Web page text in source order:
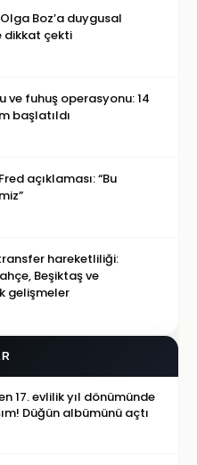
Boz’a duygusal
dikkat çekti
ve fuhuş operasyonu: 14
başlatıldı
açıklaması: “Bu
hareketliliği:
Beşiktaş ve
gelişmeler
17. evlilik yıl dönümünde
Düğün albümünü açtı